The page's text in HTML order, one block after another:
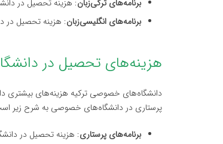
برنامه‌های ترکی‌زبان: هزینه تحصیل در دانشگاه‌های
برنامه‌های انگلیسی‌زبان: هزینه تحصیل در دانشگاه‌های
هزینه‌های تحصیل در
دانشگاه‌های خصوصی ترکیه هزینه‌های بیشتری
پرستاری در دانشگاه‌های خصوصی به شرح زیر
برنامه‌های پرستاری: هزینه تحصیل در دانشگاه‌های خصوصی